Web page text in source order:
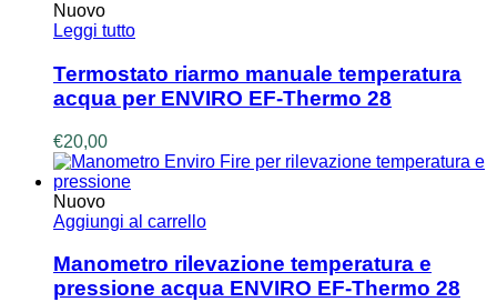
Nuovo
Leggi tutto
Termostato riarmo manuale temperatura
acqua per ENVIRO EF-Thermo 28
€20,00
Nuovo
Aggiungi al carrello
Manometro rilevazione temperatura e
pressione acqua ENVIRO EF-Thermo 28